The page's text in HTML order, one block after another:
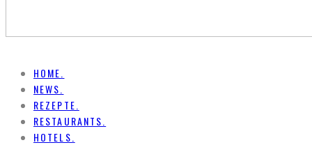
HOME.
NEWS.
REZEPTE.
RESTAURANTS.
HOTELS.